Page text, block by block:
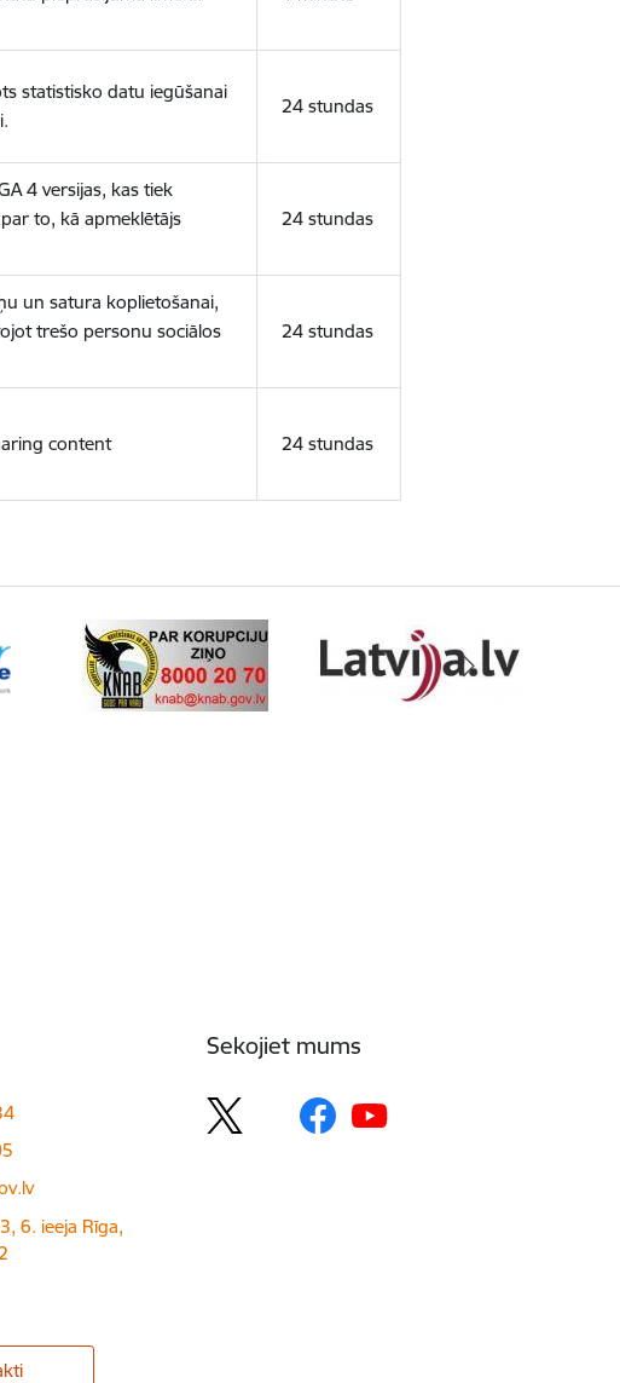
statistisko datu iegūšanai
24 stundas
4 versijas, kas tiek
to, kā apmeklētājs
24 stundas
un satura koplietošanai,
trešo personu sociālos
24 stundas
content 24 stundas
6. ieeja Rīga,
Sekojiet mums